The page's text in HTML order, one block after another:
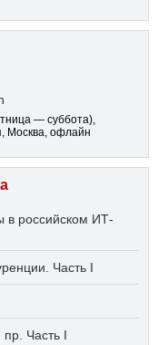
— суббота),
Москва, офлайн
в российском ИТ-
Часть I
Часть I